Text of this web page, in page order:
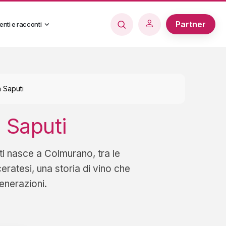
e racconti Partner
Saputi
nasce a Colmurano, tra le
una storia di vino che